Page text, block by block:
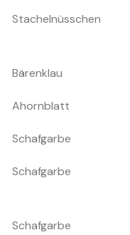
Stachelnüsschen
Bärenklau
Ahornblatt
Schafgarbe
Schafgarbe
Schafgarbe